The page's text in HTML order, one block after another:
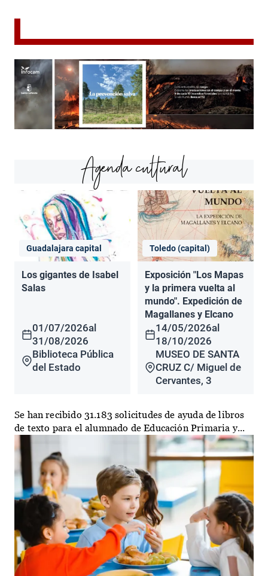
Agenda cultural
Guadalajara capital
Los gigantes de Isabel
Salas
01/07/2026al
31/08/2026
Biblioteca Pública
del Estado
Toledo (capital)
Exposición "Los Mapas
y la primera vuelta al
mundo". Expedición de
Magallanes y Elcano
14/05/2026al
18/10/2026
MUSEO DE SANTA
CRUZ C/ Miguel de
Cervantes, 3
Se han recibido 31.183 solicitudes de ayuda de libros
de texto para el alumnado de Educación Primaria y...